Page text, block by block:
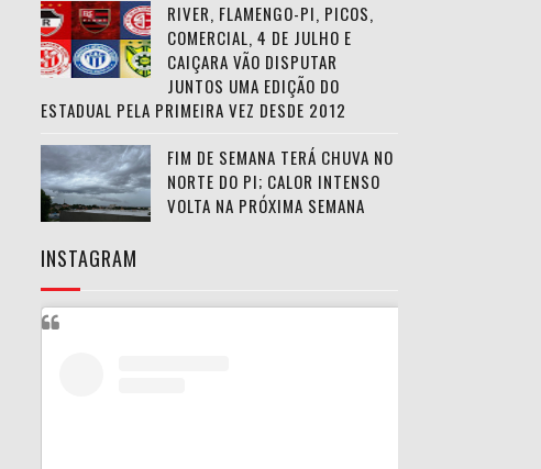
RIVER, FLAMENGO-PI, PICOS,
COMERCIAL, 4 DE JULHO E
CAIÇARA VÃO DISPUTAR
JUNTOS UMA EDIÇÃO DO
ESTADUAL PELA PRIMEIRA VEZ DESDE 2012
FIM DE SEMANA TERÁ CHUVA NO
NORTE DO PI; CALOR INTENSO
VOLTA NA PRÓXIMA SEMANA
INSTAGRAM